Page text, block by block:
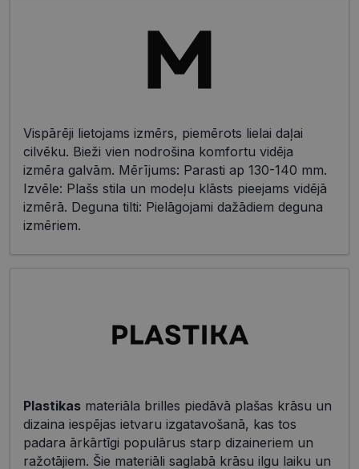
Vispārēji lietojams izmērs, piemērots lielai daļai
cilvēku. Bieži vien nodrošina komfortu vidēja
izmēra galvām. Mērījums: Parasti ap 130-140 mm.
Izvēle: Plašs stila un modeļu klāsts pieejams vidējā
izmērā. Deguna tilti: Pielāgojami dažādiem deguna
izmēriem.
Plastikas materiāla brilles piedāvā plašas krāsu un
dizaina iespējas ietvaru izgatavošanā, kas tos
padara ārkārtīgi populārus starp dizaineriem un
ražotājiem. Šie materiāli saglabā krāsu ilgu laiku un